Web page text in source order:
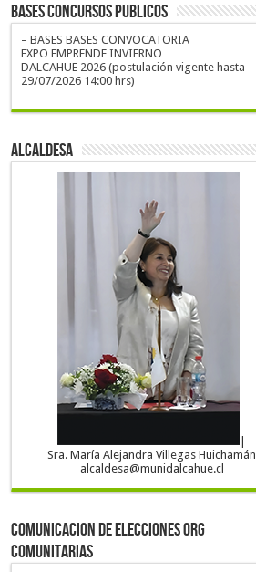
BASES CONCURSOS PUBLICOS
– BASES BASES CONVOCATORIA
EXPO EMPRENDE INVIERNO
DALCAHUE 2026 (postulación vigente hasta
29/07/2026 14:00 hrs)
ALCALDESA
Sra. María Alejandra Villegas Huichamán
alcaldesa@munidalcahue.cl
COMUNICACION DE ELECCIONES ORG
COMUNITARIAS